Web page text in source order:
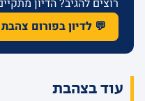
רוצים להגיב? הדיון
💬 לדיון בפורום צהבת
עוד בצהבת